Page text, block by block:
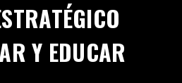
Y EDUCAR